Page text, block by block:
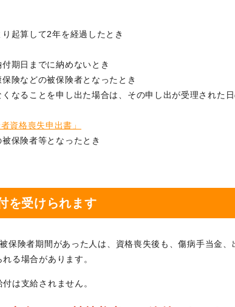
起算して2年を経過したとき
期日までに納めないとき
険などの被保険者となったとき
なることを申し出た場合は、その申し出が受理された
資格喪失申出書」
保険者等となったとき
を受けられます
保険者期間があった人は、資格喪失後も、傷病手当金、
る場合があります。
は支給されません。